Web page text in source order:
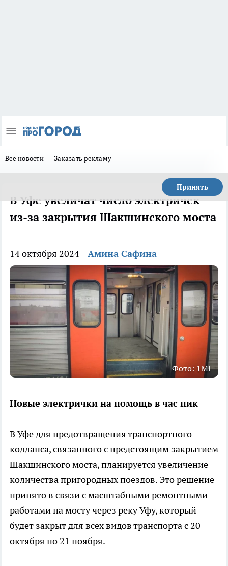
Все новости Заказать рекламу
Принять
В Уфе увеличат число электричек
из-за закрытия Шакшинского моста
14 октября 2024 Амина Сафина
Фото: 1MI
Новые электрички на помощь в час пик
В Уфе для предотвращения транспортного
коллапса, связанного с предстоящим закрытием
Шакшинского моста, планируется увеличение
количества пригородных поездов. Это решение
принято в связи с масштабными ремонтными
работами на мосту через реку Уфу, который
будет закрыт для всех видов транспорта с 20
октября по 21 ноября.